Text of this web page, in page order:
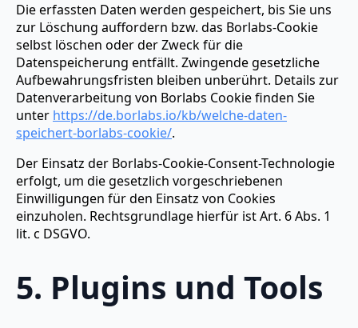
Die erfassten Daten werden gespeichert, bis Sie uns
zur Löschung auffordern bzw. das Borlabs-Cookie
selbst löschen oder der Zweck für die
Datenspeicherung entfällt. Zwingende gesetzliche
Aufbewahrungsfristen bleiben unberührt. Details zur
Datenverarbeitung von Borlabs Cookie finden Sie
unter https://de.borlabs.io/kb/welche-daten-
speichert-borlabs-cookie/.
Der Einsatz der Borlabs-Cookie-Consent-Technologie
erfolgt, um die gesetzlich vorgeschriebenen
Einwilligungen für den Einsatz von Cookies
einzuholen. Rechtsgrundlage hierfür ist Art. 6 Abs. 1
lit. c DSGVO.
5. Plugins und Tools